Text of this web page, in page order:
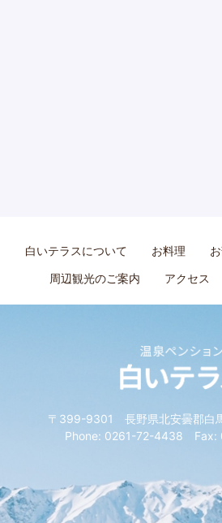
白いテラスについて お料理
周辺観光のご案内
アクセス
〒399-9301 長野県北安曇郡白
Phone: 0261-72-4438 Fax: